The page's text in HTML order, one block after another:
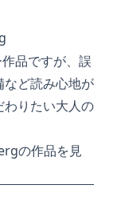
品ですが、誤
ど読み心地が
わりたい大人の
の作品を見